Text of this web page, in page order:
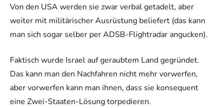
Von den USA werden sie zwar verbal getadelt, aber
weiter mit militärischer Ausrüstung beliefert (das kann
man sich sogar selber per ADSB-Flightradar angucken).
Faktisch wurde Israel auf geraubtem Land gegründet.
Das kann man den Nachfahren nicht mehr vorwerfen,
aber vorwerfen kann man ihnen, dass sie konsequent
eine Zwei-Staaten-Lösung torpedieren.